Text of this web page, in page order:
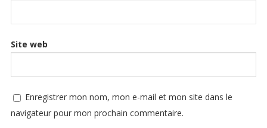
Site web
Enregistrer mon nom, mon e-mail et mon site dans le
navigateur pour mon prochain commentaire.